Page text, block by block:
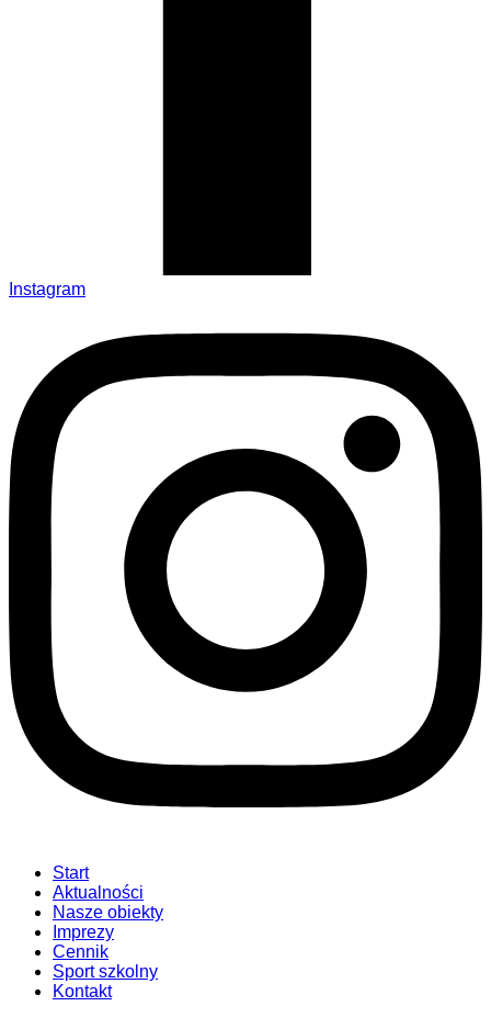
Instagram
Start
Aktualności
Nasze obiekty
Imprezy
Cennik
Sport szkolny
Kontakt